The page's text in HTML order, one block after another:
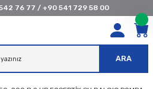
76 77 / +90 541 729 58 00
ARA